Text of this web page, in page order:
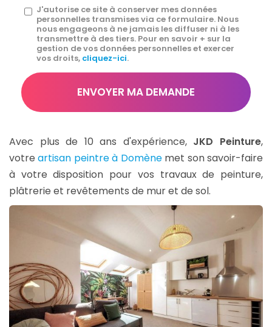
Message
J'autorise ce site à conserver mes données
personnelles transmises via ce formulaire. Nous
nous engageons à ne jamais les diffuser ni à les
transmettre à des tiers. Pour en savoir + sur la
gestion de vos données personnelles et exercer
vos droits, cliquez-ici.
Acceptation
RGPD
*
ENVOYER MA DEMANDE
Avec plus de 10 ans d'expérience, JKD Peinture,
votreartisan peintre à Domènemet son savoir-faire
à votre disposition pour vos travaux de peinture,
plâtrerie et revêtements de mur et de sol.